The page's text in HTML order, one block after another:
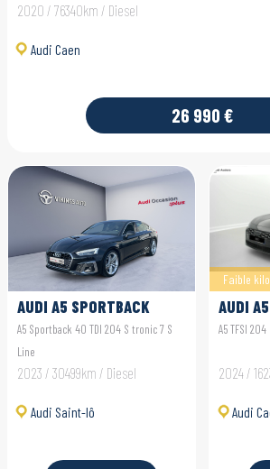
2020 / 76340km / Diesel
Audi Caen
26 990 €
AUDI A5 SPORTBACK
A5 Sportback 40 TDI 204 S tronic 7 S
Line
2023 / 30499km / Diesel
Audi Saint-lô
Faible
AUDI A5
A5 TFSI
2024 /
Audi